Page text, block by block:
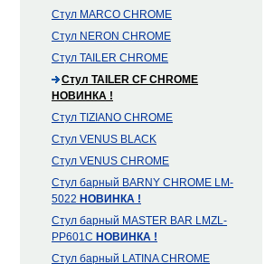
Стул MARCO CHROME
Стул NERON CHROME
Стул TAILER CHROME
Стул TAILER CF CHROME
НОВИНКА !
Стул TIZIANO CHROME
Стул VENUS BLACK
Стул VENUS CHROME
Стул барный BARNY CHROME LM-
5022 НОВИНКА !
Стул барный MASTER BAR LMZL-
PP601C НОВИНКА !
Стул барный LATINA CHROME